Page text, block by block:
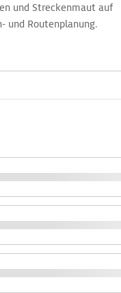
und Streckenmaut auf
und Routenplanung.